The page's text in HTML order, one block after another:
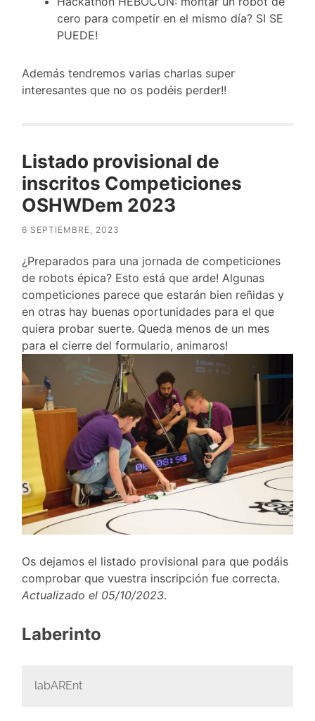
cero para competir en el mismo día? SI SE
PUEDE!
Además tendremos varias charlas super
interesantes que no os podéis perder!!
Listado provisional de
inscritos Competiciones
OSHWDem 2023
6 SEPTIEMBRE, 2023
¿Preparados para una jornada de competiciones
de robots épica? Esto está que arde! Algunas
competiciones parece que estarán bien reñidas y
en otras hay buenas oportunidades para el que
quiera probar suerte. Queda menos de un mes
para el cierre del formulario, animaros!
Os dejamos el listado provisional para que podáis
comprobar que vuestra inscripción fue correcta.
Actualizado el 05/10/2023.
Laberinto
labAREnt